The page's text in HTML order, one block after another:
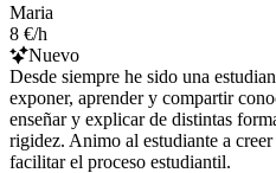
Maria
8 €/h
Nuevo
Desde siempre he sido una
exponer, aprender y compartir
enseñar y explicar de distintas
rigidez. Animo al estudiante a
facilitar el proceso estudiantil.